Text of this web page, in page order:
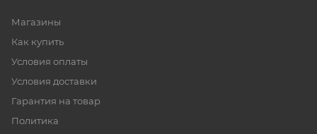
Магазины
Как купить
Условия оплаты
Условия доставки
Гарантия на товар
Политика